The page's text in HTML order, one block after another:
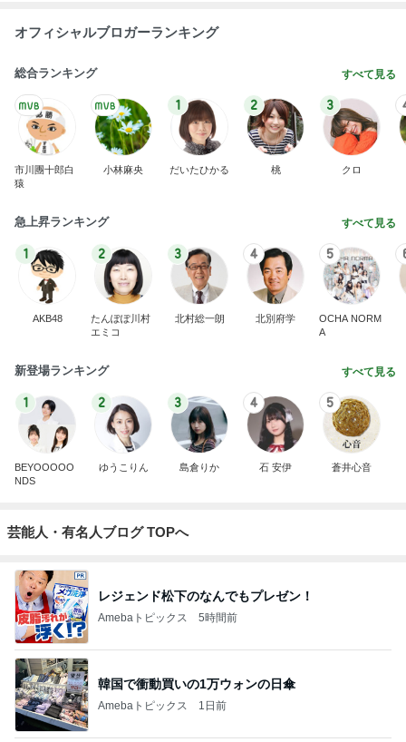
オフィシャルブロガーランキング
総合ランキング すべて見る
市川團十郎白
猿
小林麻央
1
だいたひかる
2
桃
3
クロ
急上昇ランキング すべて見る
1
AKB48
2
たんぽぽ川村
エミコ
3
北村総一朗
4
北別府学
5
OCHA NORM
A
新登場ランキング すべて見る
1
BEYOOOOO
NDS
2
ゆうこりん
3
島倉りか
4
石 安伊
5
蒼井心音
芸能人・有名人ブログ TOPへ
レジェンド松下のなんでもプレゼン！
Amebaトピックス 5時間前
韓国で衝動買いの1万ウォンの日傘
Amebaトピックス 1日前